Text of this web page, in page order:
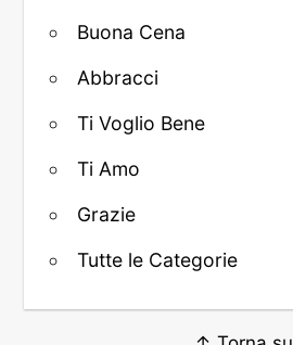
Buona Cena
Abbracci
Ti Voglio Bene
Ti Amo
Grazie
Tutte le Categorie